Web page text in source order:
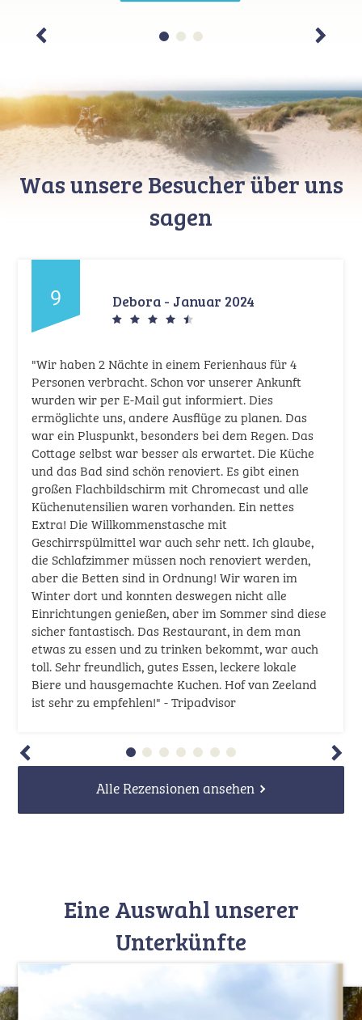
Was unsere Besucher über uns
sagen
9 Debora - Januar 2024
"Wir haben 2 Nächte in einem Ferienhaus für 4
Personen verbracht. Schon vor unserer Ankunft
wurden wir per E-Mail gut informiert. Dies
ermöglichte uns, andere Ausflüge zu planen. Das
war ein Pluspunkt, besonders bei dem Regen. Das
Cottage selbst war besser als erwartet. Die Küche
und das Bad sind schön renoviert. Es gibt einen
großen Flachbildschirm mit Chromecast und alle
Küchenutensilien waren vorhanden. Ein nettes
Extra! Die Willkommenstasche mit
Geschirrspülmittel war auch sehr nett. Ich glaube,
die Schlafzimmer müssen noch renoviert werden,
aber die Betten sind in Ordnung! Wir waren im
Winter dort und konnten deswegen nicht alle
Einrichtungen genießen, aber im Sommer sind diese
sicher fantastisch. Das Restaurant, in dem man
etwas zu essen und zu trinken bekommt, war auch
toll. Sehr freundlich, gutes Essen, leckere lokale
Biere und hausgemachte Kuchen. Hof van Zeeland
ist sehr zu empfehlen!" - Tripadvisor
Alle Rezensionen ansehen
Eine Auswahl unserer
Unterkünfte